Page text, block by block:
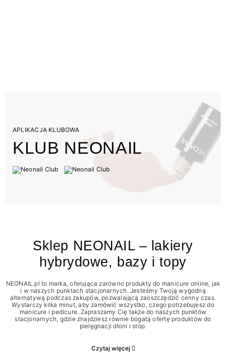
APLIKACJA KLUBOWA
KLUB NEONAIL
Sklep NEONAIL – lakiery
hybrydowe, bazy i topy
NEONAIL.pl to marka, oferująca zarówno produkty do manicure online, jak
i w naszych punktach stacjonarnych. Jesteśmy Twoją wygodną
alternatywą podczas zakupów, pozwalającą zaoszczędzić cenny czas.
Wystarczy kilka minut, aby zamówić wszystko, czego potrzebujesz do
manicure i pedicure. Zapraszamy Cię także do naszych punktów
stacjonarnych, gdzie znajdziesz równie bogatą ofertę produktów do
pielęgnacji dłoni i stóp.
Czytaj więcej